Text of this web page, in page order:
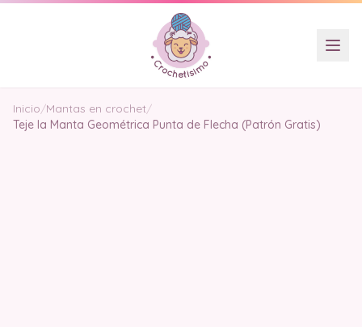
Inicio/Mantas en crochet/
Teje la Manta Geométrica Punta de Flecha (Patrón Gratis)